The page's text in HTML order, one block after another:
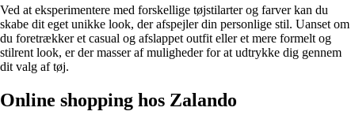
Ved at eksperimentere med forskellige tøjstilarter og farver kan du
skabe dit eget unikke look, der afspejler din personlige stil. Uanset om
du foretrækker et casual og afslappet outfit eller et mere formelt og
stilrent look, er der masser af muligheder for at udtrykke dig gennem
dit valg af tøj.
Online shopping hos Zalando